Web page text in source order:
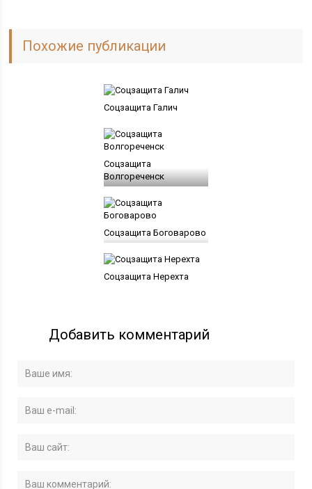
Похожие публикации
Соцзащита Галич
Соцзащита
Волгореченск
Соцзащита Боговарово
Соцзащита Нерехта
Добавить комментарий